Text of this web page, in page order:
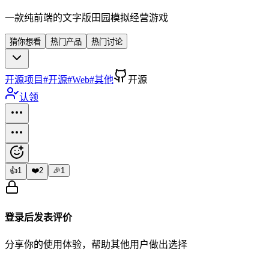
一款纯前端的文字版田园模拟经营游戏
猜你想看 热门产品 热门讨论
开源项目#开源#Web#其他
开源
认领
👍1 ❤️2 🎉1
登录后发表评价
分享你的使用体验，帮助其他用户做出选择